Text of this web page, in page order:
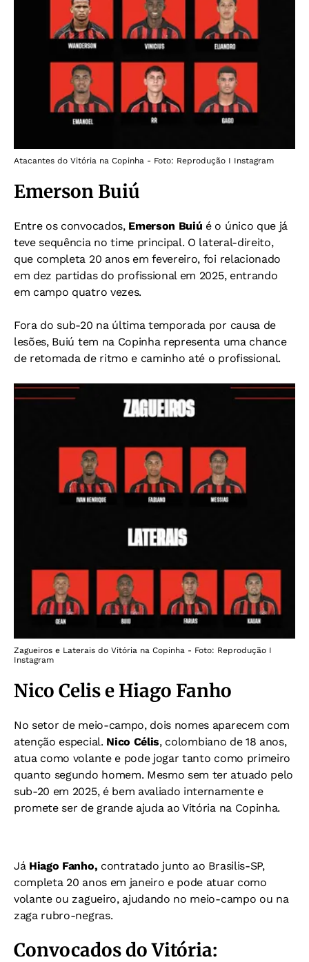
Atacantes do Vitória na Copinha - Foto: Reprodução I Instagram
Emerson Buiú
Entre os convocados, Emerson Buiú é o único que já
teve sequência no time principal. O lateral-direito,
que completa 20 anos em fevereiro, foi relacionado
em dez partidas do profissional em 2025, entrando
em campo quatro vezes.
Fora do sub-20 na última temporada por causa de
lesões, Buiú tem na Copinha representa uma chance
de retomada de ritmo e caminho até o profissional.
Zagueiros e Laterais do Vitória na Copinha - Foto: Reprodução I
Instagram
Nico Celis e Hiago Fanho
No setor de meio-campo, dois nomes aparecem com
atenção especial. Nico Célis, colombiano de 18 anos,
atua como volante e pode jogar tanto como primeiro
quanto segundo homem. Mesmo sem ter atuado pelo
sub-20 em 2025, é bem avaliado internamente e
promete ser de grande ajuda ao Vitória na Copinha.
Já Hiago Fanho, contratado junto ao Brasilis-SP,
completa 20 anos em janeiro e pode atuar como
volante ou zagueiro, ajudando no meio-campo ou na
zaga rubro-negras.
Convocados do Vitória: